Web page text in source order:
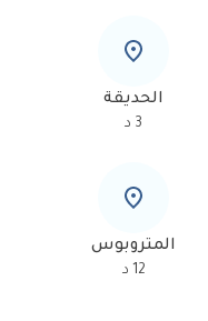
الحديقة
3 د
المتروبوس
12 د